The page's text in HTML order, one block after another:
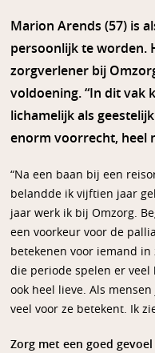
Marion Arends (57) is
persoonlijk te worden.
zorgverlener bij
voldoening. “In dit vak
lichamelijk als
enorm voorrecht, heel
“Na een baan bij een
belandde ik vijftien jaar
jaar werk ik bij Omzorg.
een voorkeur voor de
betekenen voor iemand
die periode spelen er
ook heel lieve. Als
veel voor ze betekent. Ik
Zorg met een goed gevoel